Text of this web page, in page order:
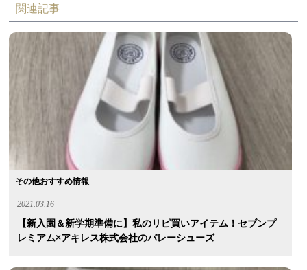
関連記事
その他おすすめ情報
2021.03.16
【新入園＆新学期準備に】私のリピ買いアイテム！セブンプ
レミアム×アキレス株式会社のバレーシューズ